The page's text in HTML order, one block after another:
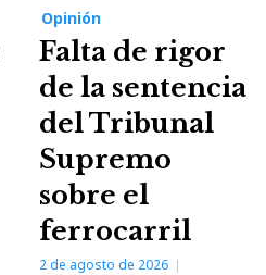
Opinión
Falta de rigor
de la sentencia
del Tribunal
Supremo
sobre el
ferrocarril
2 de agosto de 2026